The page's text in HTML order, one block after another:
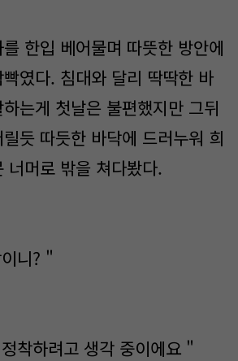
한입 베어물며 따뜻한 방안에
였다. 침대와 달리 딱딱한 바
는게 첫날은 불편했지만 그뒤
듯 따듯한 바닥에 드러누워 희
너머로 밖을 쳐다봤다.
니? "
착하려고 생각 중이에요 "